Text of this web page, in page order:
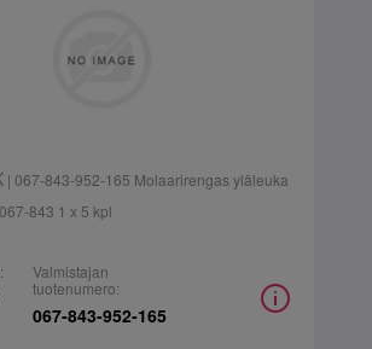
| 067-843-952-165 Molaarirengas yläleuka
843 1 x 5 kpl
Valmistajan
tuotenumero:
067-843-952-165